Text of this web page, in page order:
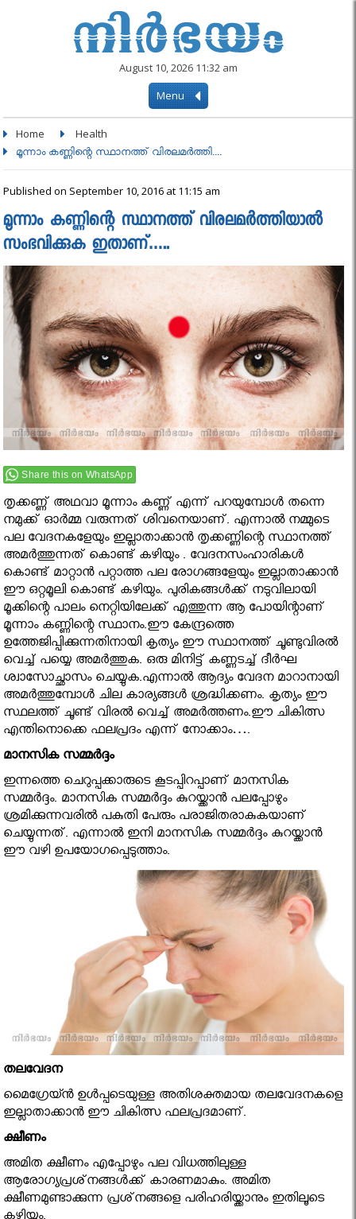
August 10, 2026 11:32 am
Menu
Home Health
മൂന്നാം കണ്ണിന്റെ സ്ഥാനത്ത് വിരലമര്‍ത്തി....
Published on September 10, 2016 at 11:15 am
മൂന്നാം കണ്ണിന്റെ സ്ഥാനത്ത് വിരലമര്‍ത്തിയാല്‍
സംഭവിക്കുക ഇതാണ്…..
Share this on WhatsApp
തൃക്കണ്ണ് അഥവാ മൂന്നാം കണ്ണ് എന്ന് പറയുമ്പോള്‍ തന്നെ
നമുക്ക് ഓര്‍മ്മ വരുന്നത് ശിവനെയാണ്. എന്നാല്‍ നമ്മുടെ
പല വേദനകളേയും ഇല്ലാതാക്കാന്‍ തൃക്കണ്ണിന്റെ സ്ഥാനത്ത്
അമര്‍ത്തുന്നത് കൊണ്ട് കഴിയും . വേദനസംഹാരികള്‍
കൊണ്ട് മാറ്റാന്‍ പറ്റാത്ത പല രോഗങ്ങളേയും ഇല്ലാതാക്കാന്‍
ഈ ഒറ്റമൂലി കൊണ്ട് കഴിയും. പുരികങ്ങള്‍ക്ക് നടുവിലായി
മൂക്കിന്റെ പാലം നെറ്റിയിലേക്ക് എത്തുന്ന ആ പോയിന്റാണ്
മൂന്നാം കണ്ണിന്റെ സ്ഥാനം.ഈ കേന്ദ്രത്തെ
ഉത്തേജിപ്പിക്കുന്നതിനായി കൃത്യം ഈ സ്ഥാനത്ത് ചൂണ്ടുവിരല്‍
വെച്ച് പയ്യെ അമര്‍ത്തുക. ഒരു മിനിട്ട് കണ്ണടച്ച് ദീര്‍ഘ
ശ്വാസോച്ഛാസം ചെയ്യുക.എന്നാല്‍ ആദ്യം വേദന മാറാനായി
അമര്‍ത്തുമ്പോള്‍ ചില കാര്യങ്ങള്‍ ശ്രദ്ധിക്കണം. കൃത്യം ഈ
സ്ഥലത്ത് ചൂണ്ട് വിരല്‍ വെച്ച് അമര്‍ത്തണം.ഈ ചികിത്സ
എന്തിനൊക്കെ ഫലപ്രദം എന്ന് നോക്കാം….
മാനസിക സമ്മർദ്ദം
ഇന്നത്തെ ചെറുപ്പക്കാരുടെ കൂടപ്പിറപ്പാണ് മാനസിക
സമ്മര്‍ദ്ദം. മാനസിക സമ്മര്‍ദ്ദം കുറയ്ക്കാന്‍ പലപ്പോഴും
ശ്രമിക്കുന്നവരില്‍ പകുതി പേരും പരാജിതരാകുകയാണ്
ചെയ്യുന്നത്. എന്നാല്‍ ഇനി മാനസിക സമ്മര്‍ദ്ദം കുറയ്ക്കാന്‍
ഈ വഴി ഉപയോഗപ്പെടുത്താം.
തലവേദന
മൈഗ്രേയ്ന്‍ ഉള്‍പ്പടെയുള്ള അതിശക്തമായ തലവേദനകളെ
ഇല്ലാതാക്കാന്‍ ഈ ചികിത്സ ഫലപ്രദമാണ്.
ക്ഷീണം
അമിത ക്ഷീണം എപ്പോഴും പല വിധത്തിലുള്ള
ആരോഗ്യപ്രശ്‌നങ്ങള്‍ക്ക് കാരണമാകും. അമിത
ക്ഷീണമുണ്ടാക്കുന്ന പ്രശ്‌നങ്ങളെ പരിഹരിയ്ക്കാനും ഇതിലൂടെ